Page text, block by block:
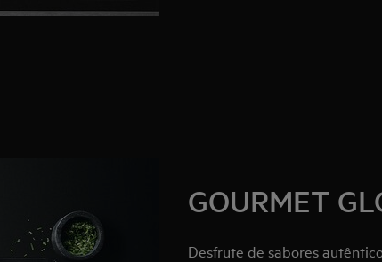
GOURMET
Desfrute de sabores